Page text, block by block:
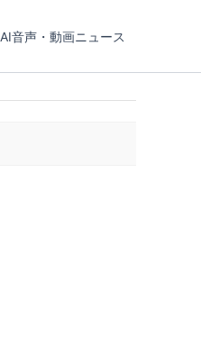
AI音声・動画ニュース